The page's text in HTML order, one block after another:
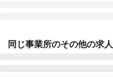
愛知県豊田市浄水町原山277
同じ事業所のその他の求人